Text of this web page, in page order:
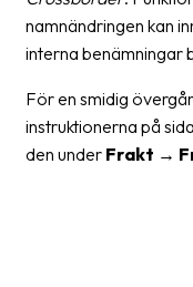
conditions
Privacy
Prohibited
and
dangerous
namnändringen kan
interna benämningar
För en smidig
instruktionerna på
den under Frakt →